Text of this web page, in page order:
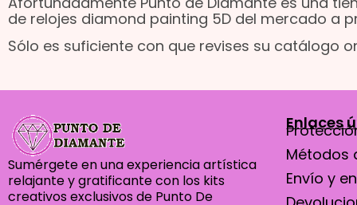
de relojes diamond painting 5D del mercado a
Sólo es suficiente con que revises su catálogo
Sumérgete en una experiencia artística
relajante y gratificante con los kits
creativos exclusivos de Punto De
Enlaces
Métodos
Envío y